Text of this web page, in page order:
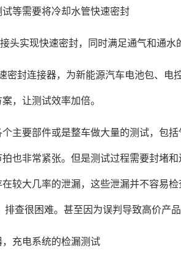
等需要将冷却水管快速密封
实现快速密封，同时满足通气和通水
封连接器，为新能源汽车电池包、电
，让测试效率加倍。
要部件或是整车做大量的测试，包括
也非常紧张。但是测试过程需要封堵
较大几率的泄漏，这些泄漏并不容易
查很困难。甚至因为误判导致高价产
充电系统的检漏测试